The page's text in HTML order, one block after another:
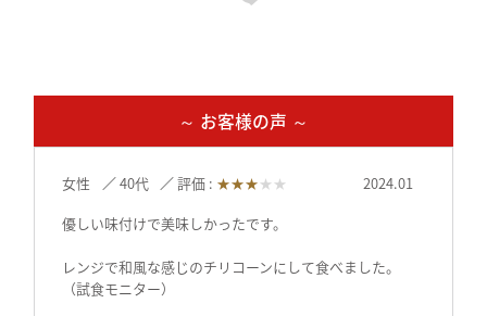
～ お客様の声 ～
女性 40代 評価 : ★★★★★
2024.01
優しい味付けで美味しかったです。
レンジで和風な感じのチリコーンにして食べました。
（試食モニター）